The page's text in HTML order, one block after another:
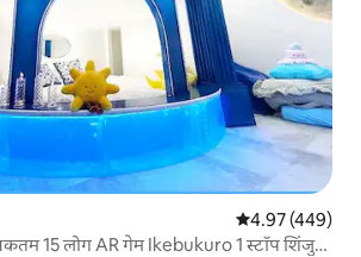
औसत रेटिंग 5 में से
4.97 (449)
15 लोग AR गेम Ikebukuro 1 स्टॉप शिंजुकु